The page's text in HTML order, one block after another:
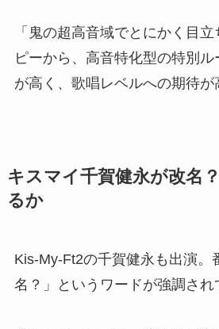
「鬼の超高音域でとにかく目
ピーから、高音特化型の特別
が高く、歌唱レベルへの期待が
キスマイ千賀健永が改名
るか
Kis-My-Ft2の千賀健永も出演。
名？」というワードが強調され